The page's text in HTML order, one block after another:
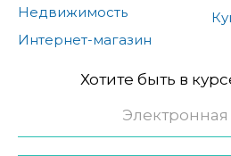
Недвижимость
Интернет-магазин
Хотите быть в